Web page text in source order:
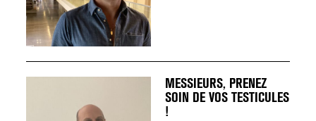
MESSIEURS, PRENEZ
SOIN DE VOS TESTICULES
!